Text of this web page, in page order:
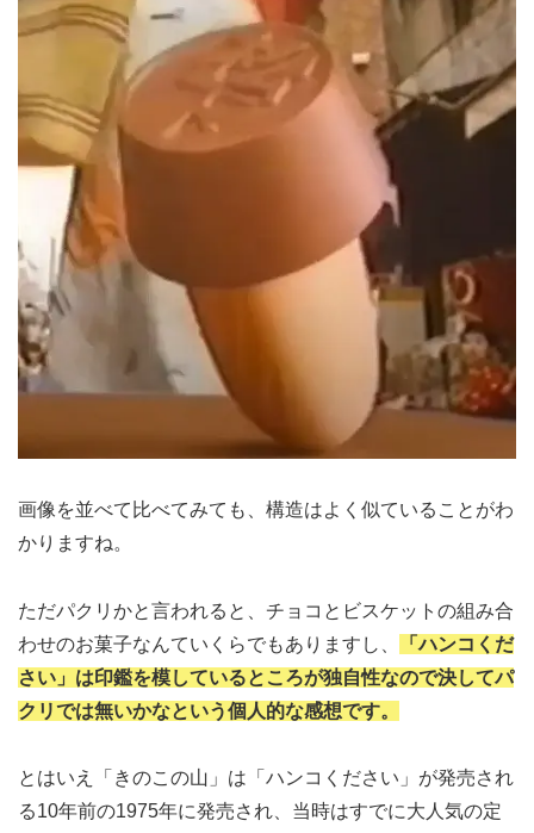
画像を並べて比べてみても、構造はよく似ていることがわ
かりますね。
ただパクリかと言われると、チョコとビスケットの組み合
わせのお菓子なんていくらでもありますし、
「ハンコくだ
さい」は印鑑を模しているところが独自性なので決してパ
クリでは無いかなという個人的な感想です。
とはいえ「きのこの山」は「ハンコください」が発売され
る10年前の1975年に発売され、当時はすでに大人気の定